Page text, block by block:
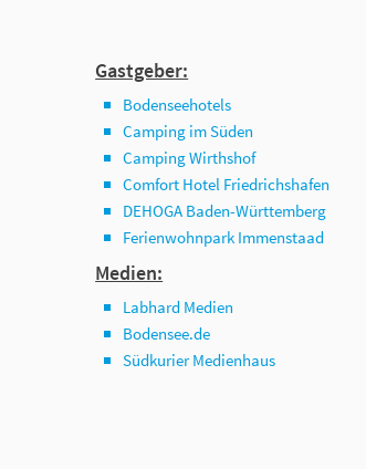
Gastgeber:
Bodenseehotels
Camping im Süden
Camping Wirthshof
Comfort Hotel Friedrichshafen
DEHOGA Baden-Württemberg
Ferienwohnpark Immenstaad
Medien:
Labhard Medien
Bodensee.de
Südkurier Medienhaus